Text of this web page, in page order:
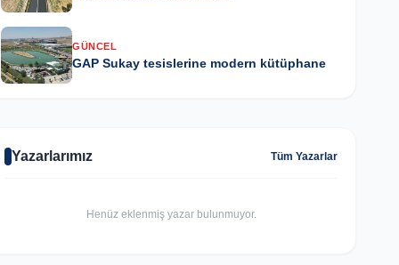
GÜNCEL
GAP Sukay tesislerine modern kütüphane
Yazarlarımız Tüm Yazarlar
Henüz eklenmiş yazar bulunmuyor.